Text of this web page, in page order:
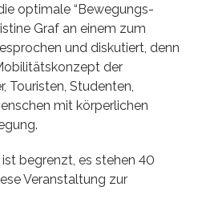
optimale “Bewegungs-
Graf an einem zum
und diskutiert, denn
der
Touristen, Studenten,
mit körperlichen
begrenzt, es stehen 40
Veranstaltung zur